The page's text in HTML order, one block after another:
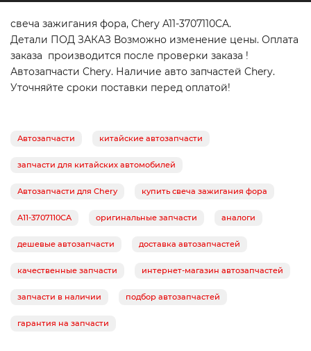
свеча зажигания фора, Chery A11-3707110CA.
Детали ПОД ЗАКАЗ Возможно изменение цены. Оплата
заказа производится после проверки заказа !
Автозапчасти Chery. Наличие авто запчастей Chery.
Уточняйте сроки поставки перед оплатой!
Автозапчасти китайские автозапчасти
запчасти для китайских автомобилей
Автозапчасти для Chery купить свеча зажигания фора
A11-3707110CA оригинальные запчасти аналоги
дешевые автозапчасти доставка автозапчастей
качественные запчасти интернет-магазин автозапчастей
запчасти в наличии подбор автозапчастей
гарантия на запчасти